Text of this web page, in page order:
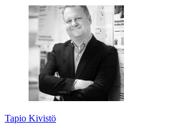
Tapio Kivistö